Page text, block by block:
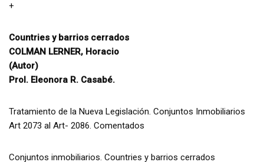
+
Countries y barrios cerrados
COLMAN LERNER, Horacio
(Autor)
Prol. Eleonora R. Casabé.
Tratamiento de la Nueva Legislación. Conjuntos Inmobiliarios
Art 2073 al Art- 2086. Comentados
Conjuntos inmobiliarios. Countries y barrios cerrados